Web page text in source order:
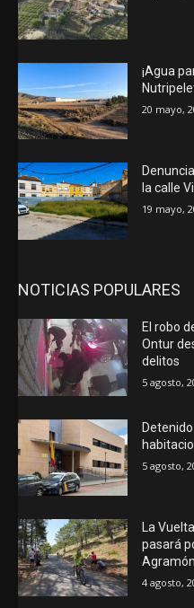
¡Agua
20 mayo,
la calle
19 mayo,
NOTICIAS POPULARES
El robo
Ontur
delitos
5 agosto,
5 agosto,
La
pasará
Agramón
4 agosto,